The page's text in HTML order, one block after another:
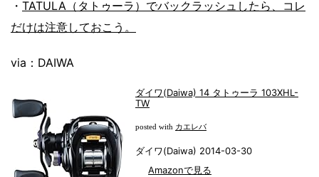
・ TATULA（タトゥーラ）でバックラッシュしたら、コレ
だけは注意しておこう。
via：DAIWA
ダイワ(Daiwa) 14 タトゥーラ 103XHL-
TW
posted with カエレバ
ダイワ(Daiwa) 2014-03-30
Amazonで見る